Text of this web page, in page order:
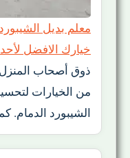
خيارك الافضل
ذوق أصحاب المنزل.
من الخيارات
الشيبورد الدمام.